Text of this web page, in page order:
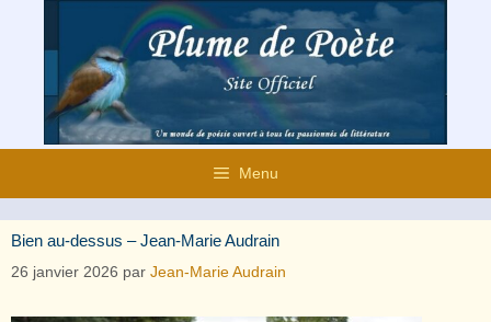
contenu
Menu
Bien au-dessus – Jean-Marie Audrain
26 janvier 2026 par Jean-Marie Audrain